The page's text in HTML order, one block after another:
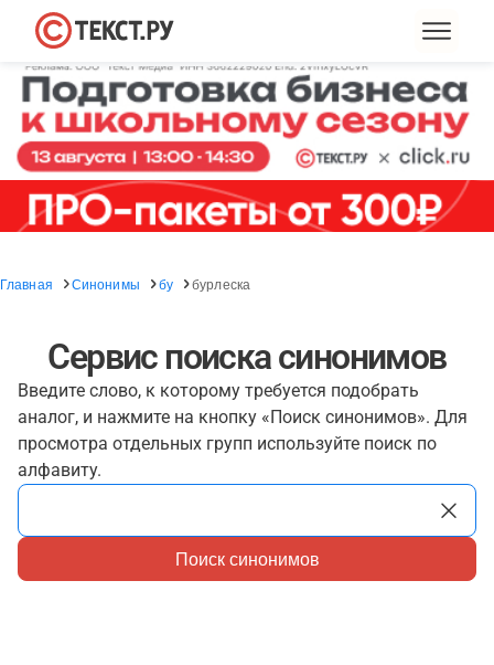
Главная Синонимы бу бурлеска
Сервис поиска синонимов
Введите слово, к которому требуется подобрать
аналог, и нажмите на кнопку «Поиск синонимов». Для
просмотра отдельных групп используйте поиск по
алфавиту.
Поиск синонимов